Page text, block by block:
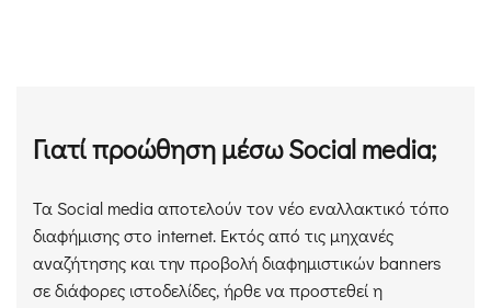
Γιατί προώθηση μέσω Social media;
Τα Social media αποτελούν τον νέο εναλλακτικό τόπο
διαφήμισης στο internet. Εκτός από τις μηχανές
αναζήτησης και την προβολή διαφημιστικών banners
σε διάφορες ιστοδελίδες, ήρθε να προστεθεί η